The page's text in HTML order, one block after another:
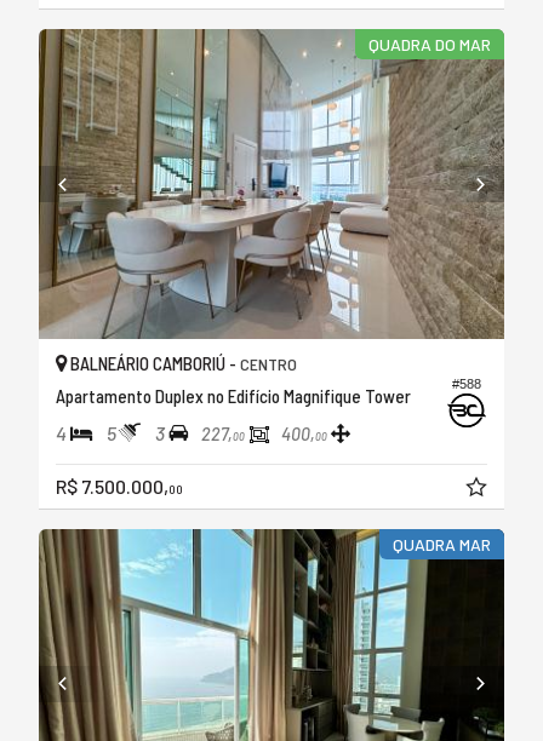
QUADRA DO MAR
#588
BALNEÁRIO CAMBORIÚ - CENTRO
Apartamento Duplex no Edifício Magnifique Tower
4 5 3 227,00 400,00
R$ 7.500.000,00
QUADRA MAR